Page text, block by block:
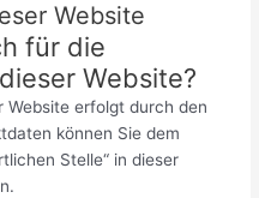
Website
für die
Website?
Website erfolgt durch den
können Sie dem
Stelle“ in dieser